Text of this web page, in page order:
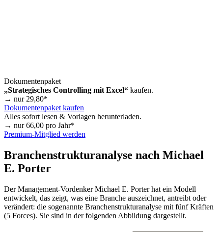
Dokumentenpaket
„Strategisches Controlling mit Excel“ kaufen.
→ nur 29,80*
Dokumentenpaket kaufen
Alles sofort lesen & Vorlagen herunterladen.
→ nur66,00 pro Jahr*
Premium-Mitglied werden
Branchenstrukturanalyse nach Michael
E. Porter
Der Management-Vordenker Michael E. Porter hat ein Modell
entwickelt, das zeigt, was eine Branche auszeichnet, antreibt oder
verändert: die sogenannte Branchenstrukturanalyse mit fünf Kräften
(5 Forces). Sie sind in der folgenden Abbildung dargestellt.